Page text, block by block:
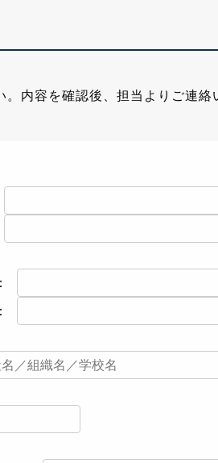
内容を確認後、担当よりご連絡